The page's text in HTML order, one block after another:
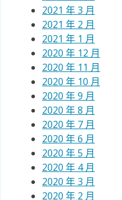
2021 年 3 月
2021 年 2 月
2021 年 1 月
2020 年 12 月
2020 年 11 月
2020 年 10 月
2020 年 9 月
2020 年 8 月
2020 年 7 月
2020 年 6 月
2020 年 5 月
2020 年 4 月
2020 年 3 月
2020 年 2 月